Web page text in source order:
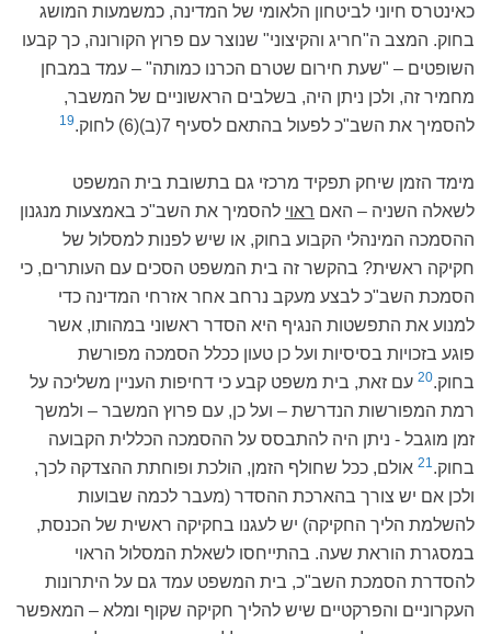
כאינטרס חיוני לביטחון הלאומי של המדינה, כמשמעות המושג
בחוק. המצב ה"חריג והקיצוני" שנוצר עם פרוץ הקורונה, כך קבעו
השופטים – "שעת חירום שטרם הכרנו כמותה" – עמד במבחן
מחמיר זה, ולכן ניתן היה, בשלבים הראשוניים של המשבר,
להסמיך את השב"כ לפעול בהתאם לסעיף 7(ב)(6) לחוק.
19
מימד הזמן שיחק תפקיד מרכזי גם בתשובת בית המשפט
לשאלה השניה – האם ראוי להסמיך את השב"כ באמצעות מנגנון
ההסמכה המינהלי הקבוע בחוק, או שיש לפנות למסלול של
חקיקה ראשית? בהקשר זה בית המשפט הסכים עם העותרים, כי
הסמכת השב"כ לבצע מעקב נרחב אחר אזרחי המדינה כדי
למנוע את התפשטות הנגיף היא הסדר ראשוני במהותו, אשר
פוגע בזכויות בסיסיות ועל כן טעון ככלל הסמכה מפורשת
בחוק.20 עם זאת, בית משפט קבע כי דחיפות העניין משליכה על
רמת המפורשות הנדרשת – ועל כן, עם פרוץ המשבר – ולמשך
זמן מוגבל - ניתן היה להתבסס על ההסמכה הכללית הקבועה
בחוק. 21 אולם, ככל שחולף הזמן, הולכת ופוחתת ההצדקה לכך,
ולכן אם יש צורך בהארכת ההסדר (מעבר לכמה שבועות
להשלמת הליך החקיקה) יש לעגנו בחקיקה ראשית של הכנסת,
במסגרת הוראת שעה. בהתייחסו לשאלת המסלול הראוי
להסדרת הסמכת השב"כ, בית המשפט עמד גם על היתרונות
העקרוניים והפרקטיים שיש להליך חקיקה שקוף ומלא – המאפשר